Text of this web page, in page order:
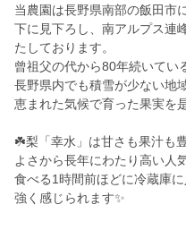
当農園は長野県南部の飯田市
下に見下ろし、南アルプス連
たしております。
曾祖父の代から80年続いてい
長野県内でも積雪が少ない地
恵まれた気候で育った果実を
☘️梨「幸水」は甘さも果汁も
よさから長年にわたり高い人
食べる1時間前ほどに冷蔵庫
強く感じられます✨